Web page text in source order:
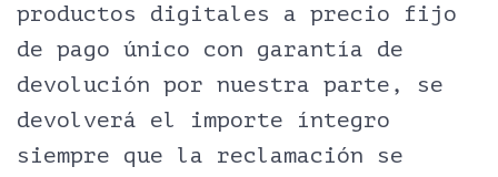
productos digitales a precio fijo
de pago único con garantía de
devolución por nuestra parte, se
devolverá el importe íntegro
siempre que la reclamación se